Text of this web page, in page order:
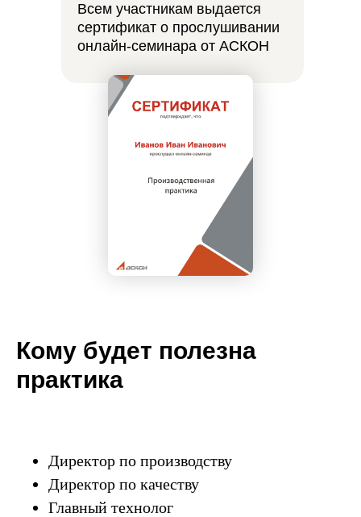
Всем участникам выдается
сертификат о прослушивании
онлайн-семинара от АСКОН
Кому будет полезна
практика
Директор по производству
Директор по качеству
Главный технолог